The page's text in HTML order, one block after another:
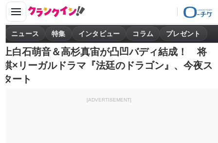
ニュース 特集 インタビュー コラム プレゼント
上白石萌音＆高杉真宙が凸凹バディ結成！ 将
棋×リーガルドラマ『法廷のドラゴン』、今夜ス
タート
[ADVERTISEMENT]